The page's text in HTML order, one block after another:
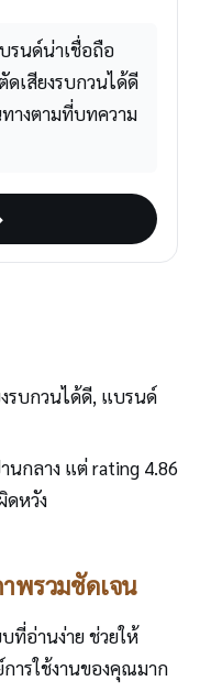
รนด์น่าเชื่อถือ
เสียงรบกวนได้ดี
ทางตามที่บทความ
รบกวนได้ดี, แบรนด์
กลาง แต่ rating 4.86
ดหวัง
พรวมชัดเจน
ที่อ่านง่าย ช่วยให้
ารใช้งานของคุณมาก